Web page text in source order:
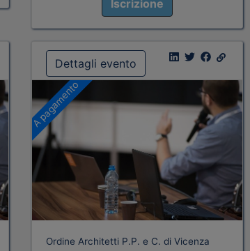
Iscrizione
Dettagli evento
A pagamento
Ordine Architetti P.P. e C. di Vicenza